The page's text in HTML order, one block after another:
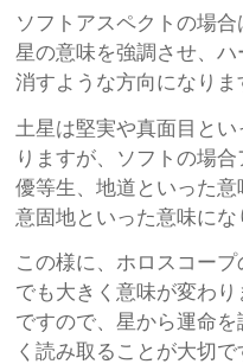
ソフトアスペクトの場
星の意味を強調させ、
消すような方向になりま
土星は堅実や真面目と
りますが、ソフトの場合
優等生、地道といった意
意固地といった意味にな
この様に、ホロスコー
でも大きく意味が変わり
ですので、星から運命
く読み取ることが大切で